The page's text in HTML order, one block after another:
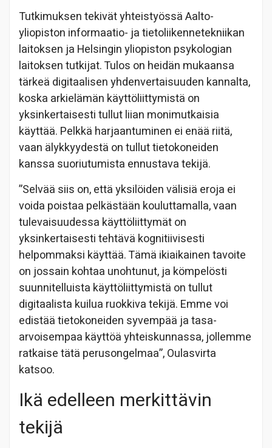
Tutkimuksen tekivät yhteistyössä Aalto-
yliopiston informaatio- ja tietoliikennetekniikan
laitoksen ja Helsingin yliopiston psykologian
laitoksen tutkijat. Tulos on heidän mukaansa
tärkeä digitaalisen yhdenvertaisuuden kannalta,
koska arkielämän käyttöliittymistä on
yksinkertaisesti tullut liian monimutkaisia
käyttää. Pelkkä harjaantuminen ei enää riitä,
vaan älykkyydestä on tullut tietokoneiden
kanssa suoriutumista ennustava tekijä.
”Selvää siis on, että yksilöiden välisiä eroja ei
voida poistaa pelkästään kouluttamalla, vaan
tulevaisuudessa käyttöliittymät on
yksinkertaisesti tehtävä kognitiivisesti
helpommaksi käyttää. Tämä ikiaikainen tavoite
on jossain kohtaa unohtunut, ja kömpelösti
suunnitelluista käyttöliittymistä on tullut
digitaalista kuilua ruokkiva tekijä. Emme voi
edistää tietokoneiden syvempää ja tasa-
arvoisempaa käyttöä yhteiskunnassa, jollemme
ratkaise tätä perusongelmaa”, Oulasvirta
katsoo.
Ikä edelleen merkittävin
tekijä